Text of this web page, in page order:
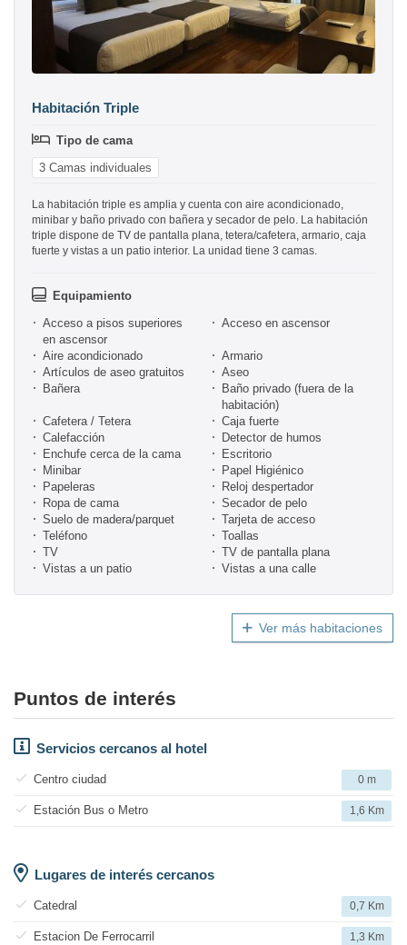
Habitación Triple
Tipo de cama
3 Camas individuales
La habitación triple es amplia y cuenta con aire acondicionado,
minibar y baño privado con bañera y secador de pelo. La habitación
triple dispone de TV de pantalla plana, tetera/cafetera, armario, caja
fuerte y vistas a un patio interior. La unidad tiene 3 camas.
Equipamiento
Acceso a pisos superiores
en ascensor
Acceso en ascensor
Aire acondicionado
Armario
Artículos de aseo gratuitos
Aseo
Bañera
Baño privado (fuera de la
habitación)
Cafetera / Tetera
Caja fuerte
Calefacción
Detector de humos
Enchufe cerca de la cama
Escritorio
Minibar
Papel Higiénico
Papeleras
Reloj despertador
Ropa de cama
Secador de pelo
Suelo de madera/parquet
Tarjeta de acceso
Teléfono
Toallas
TV
TV de pantalla plana
Vistas a un patio
Vistas a una calle
Ver más habitaciones
Puntos de interés
Servicios cercanos al hotel
Centro ciudad 0 m
Estación Bus o Metro 1,6 Km
Lugares de interés cercanos
Catedral 0,7 Km
Estacion De Ferrocarril 1,3 Km